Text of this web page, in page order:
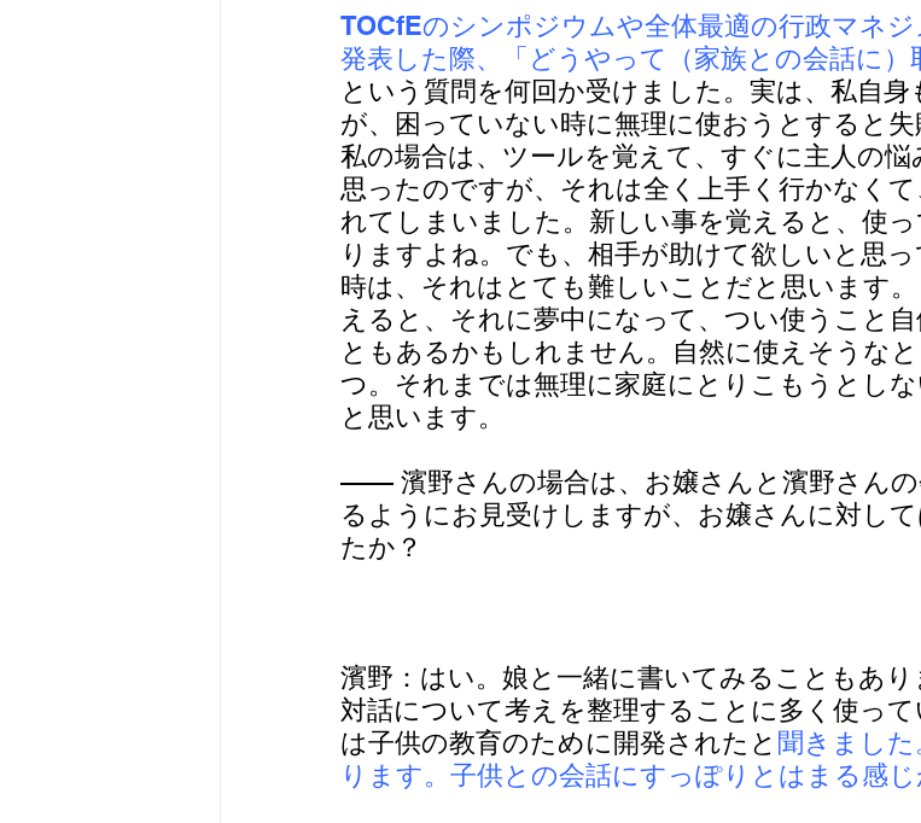
TOCfEのシンポジウムや全体最適の行政マネ
発表した際、「どう やって（家族との会話に）
という質問を何回か受けました。実は、私自
が、困っていない時に無理に使おうとすると失
私の場合は、ツールを覚えて、すぐに主人の
思ったのですが、それは全く上手く行かなく
れてしまいました。新しい事を覚えると、使
りますよね。でも、相手が助けて欲しいと思
時は、それはとても難しいことだと思います
えると、それに夢中になって、つい使うこと
ともあるかもしれません。自然に使えそうな
つ。それまでは無理に家庭にとりこもうとし
と思います。
—— 濱野さんの場合は、お嬢さんと濱野さん
るようにお見受けしますが、お嬢さんに対し
たか？
濱野：はい。娘と一緒に書いてみることもあ
対話について考えを整理することに多く使っ
は子供の教育のために開発されたと 聞きまし
ります。子供との会話にすっぽりとはまる感じ